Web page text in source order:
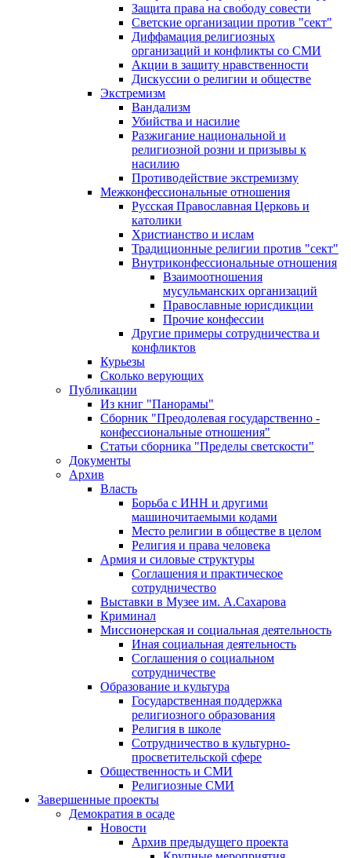
Защита права на свободу совести
Светские организации против "сект"
Диффамация религиозных
организаций и конфликты со СМИ
Акции в защиту нравственности
Дискуссии о религии и обществе
Экстремизм
Вандализм
Убийства и насилие
Разжигание национальной и
религиозной розни и призывы к
насилию
Противодействие экстремизму
Межконфессиональные отношения
Русская Православная Церковь и
католики
Христианство и ислам
Традиционные религии против "сект"
Внутриконфессиональные отношения
Взаимоотношения
мусульманских организаций
Православные юрисдикции
Прочие конфессии
Другие примеры сотрудничества и
конфликтов
Курьезы
Сколько верующих
Публикации
Из книг "Панорамы"
Сборник "Преодолевая государственно -
конфессиональные отношения"
Статьи сборника "Пределы светскости"
Документы
Архив
Власть
Борьба с ИНН и другими
машиночитаемыми кодами
Место религии в обществе в целом
Религия и права человека
Армия и силовые структуры
Соглашения и практическое
сотрудничество
Выставки в Музее им. А.Сахарова
Криминал
Миссионерская и социальная деятельность
Иная социальная деятельность
Соглашения о социальном
сотрудничестве
Образование и культура
Государственная поддержка
религиозного образования
Религия в школе
Сотрудничество в культурно-
просветительской сфере
Общественность и СМИ
Религиозные СМИ
Завершенные проекты
Демократия в осаде
Новости
Архив предыдущего проекта